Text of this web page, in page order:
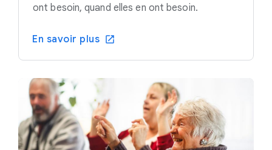
ont besoin, quand elles en ont besoin.
En savoir plus